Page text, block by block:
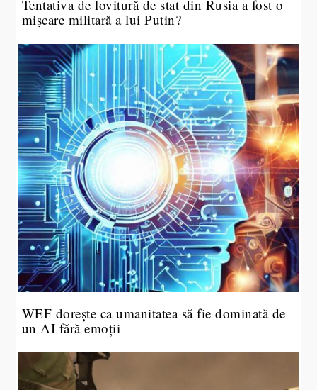
Tentativa de lovitură de stat din Rusia a fost o
mișcare militară a lui Putin?
WEF dorește ca umanitatea să fie dominată de
un AI fără emoții